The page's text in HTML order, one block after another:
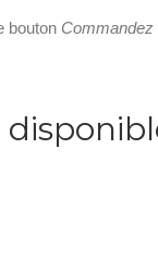
bouton Commandez